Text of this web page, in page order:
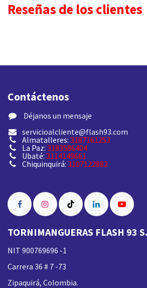
Reseñas de los clientes
Contáctenos
​ Déjanos un mensaje
servicioalcliente@flash93.com
Almatalleres: 3187161253
La Paz: 3183586404
Ubaté: 3114149661
Chiquinquirá: 3107122882
TORNIMANGUERAS FLASH 93
NIT 900769696 -1
Carrera 36 # 7 -73
Zipaquirá, Colombia.